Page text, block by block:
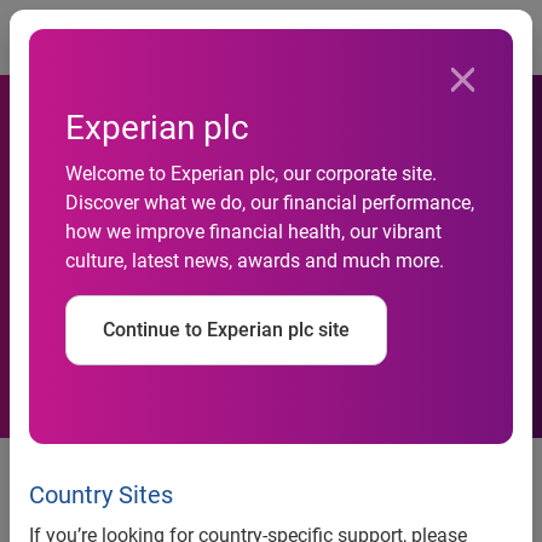
Experian plc
Welcome to Experian plc, our corporate site.
Discover what we do, our financial performance,
how we improve financial health, our vibrant
culture, latest news, awards and much more.
Continue to Experian plc site
Country Sites
If you’re looking for country-specific support, please
Mange konkurser i april
575 virksomheder gik konkurs i
april – en stigning på godt 26 pct.